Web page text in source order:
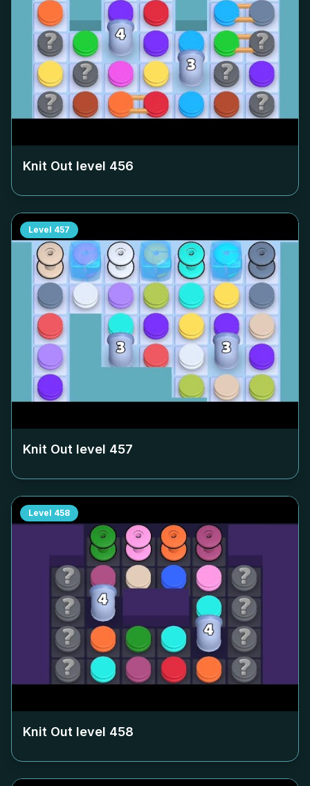
Knit Out level 456
Level 457
Knit Out level 457
Level 458
Knit Out level 458